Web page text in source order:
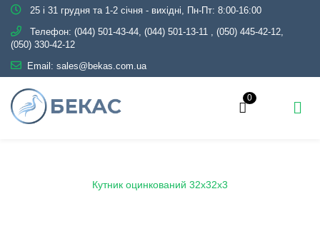
25 і 31 грудня та 1-2 січня - вихідні, Пн-Пт: 8:00-16:00
Телефон: (044) 501-43-44, (044) 501-13-11 , (050) 445-42-12,
(050) 330-42-12
Email: sales@bekas.com.ua
0
Кутник оцинкований 32х32x3